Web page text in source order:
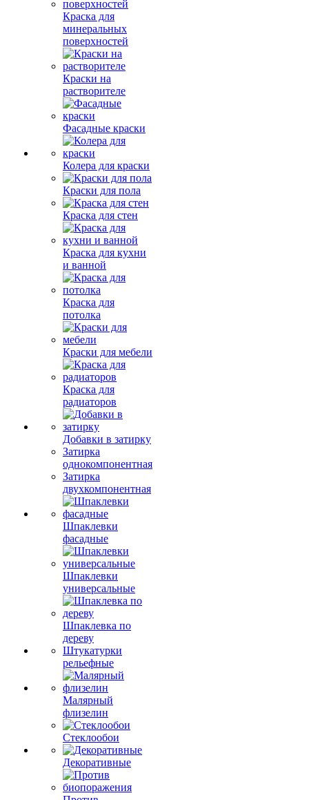
Краска для
минеральных
поверхностей
Краски на
растворителе
Фасадные краски
Колера для краски
Краски для пола
Краска для стен
Краска для кухни
и ванной
Краска для
потолка
Краски для мебели
Краска для
радиаторов
Добавки в затирку
Затирка
однокомпонентная
Затирка
двухкомпонентная
Шпаклевки
фасадные
Шпаклевки
универсальные
Шпаклевка по
дереву
Штукатурки
рельефные
Малярный
флизелин
Стеклообои
Декоративные